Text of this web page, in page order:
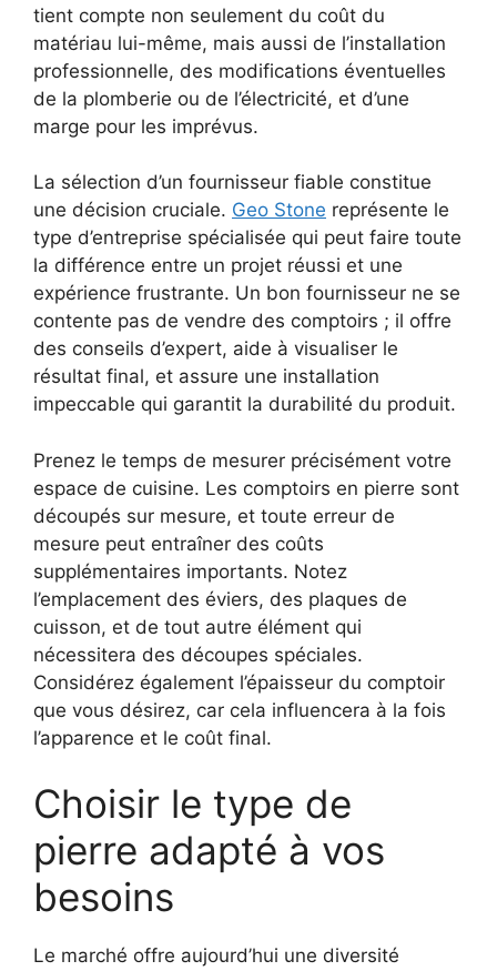
tient compte non seulement du coût du
matériau lui-même, mais aussi de l’installation
professionnelle, des modifications éventuelles
de la plomberie ou de l’électricité, et d’une
marge pour les imprévus.
La sélection d’un fournisseur fiable constitue
une décision cruciale. Geo Stone représente le
type d’entreprise spécialisée qui peut faire toute
la différence entre un projet réussi et une
expérience frustrante. Un bon fournisseur ne se
contente pas de vendre des comptoirs ; il offre
des conseils d’expert, aide à visualiser le
résultat final, et assure une installation
impeccable qui garantit la durabilité du produit.
Prenez le temps de mesurer précisément votre
espace de cuisine. Les comptoirs en pierre sont
découpés sur mesure, et toute erreur de
mesure peut entraîner des coûts
supplémentaires importants. Notez
l’emplacement des éviers, des plaques de
cuisson, et de tout autre élément qui
nécessitera des découpes spéciales.
Considérez également l’épaisseur du comptoir
que vous désirez, car cela influencera à la fois
l’apparence et le coût final.
Choisir le type de
pierre adapté à vos
besoins
Le marché offre aujourd’hui une diversité